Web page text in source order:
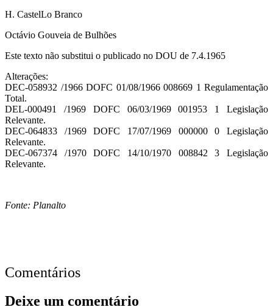
H. CastelLo Branco
Octávio Gouveia de Bulhões
Este texto não substitui o publicado no DOU de 7.4.1965
Alterações:
DEC-058932 /1966 DOFC 01/08/1966 008669 1 Regulamentação
Total.
DEL-000491 /1969 DOFC 06/03/1969 001953 1 Legislação
Relevante.
DEC-064833 /1969 DOFC 17/07/1969 000000 0 Legislação
Relevante.
DEC-067374 /1970 DOFC 14/10/1970 008842 3 Legislação
Relevante.
Fonte: Planalto
Comentários
Deixe um comentário